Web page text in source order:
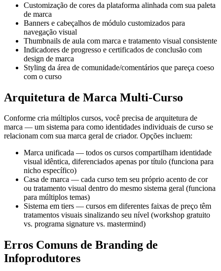
Customização de cores da plataforma alinhada com sua paleta
de marca
Banners e cabeçalhos de módulo customizados para
navegação visual
Thumbnails de aula com marca e tratamento visual consistente
Indicadores de progresso e certificados de conclusão com
design de marca
Styling da área de comunidade/comentários que pareça coeso
com o curso
Arquitetura de Marca Multi-Curso
Conforme cria múltiplos cursos, você precisa de arquitetura de
marca — um sistema para como identidades individuais de curso se
relacionam com sua marca geral de criador. Opções incluem:
Marca unificada — todos os cursos compartilham identidade
visual idêntica, diferenciados apenas por título (funciona para
nicho específico)
Casa de marca — cada curso tem seu próprio acento de cor
ou tratamento visual dentro do mesmo sistema geral (funciona
para múltiplos temas)
Sistema em tiers — cursos em diferentes faixas de preço têm
tratamentos visuais sinalizando seu nível (workshop gratuito
vs. programa signature vs. mastermind)
Erros Comuns de Branding de
Infoprodutores